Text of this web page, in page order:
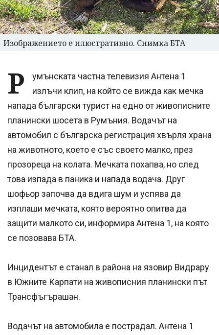
Изображението е илюстративно. Снимка БТА
Р
умънската частна телевизия Антена 1
излъчи клип, на който се вижда как мечка
напада български турист на едно от живописните
планински шосета в Румъния. Водачът на
автомобил с българска регистрация хвърля храна
на животното, което е със своето малко, през
прозореца на колата. Мечката похапва, но след
това изпада в паника и напада водача. Друг
шофьор започва да вдига шум и успява да
изплаши мечката, която вероятно опитва да
защити малкото си, информира Антена 1, на която
се позовава БТА.
Инцидентът е станал в района на язовир Видрару
в Южните Карпати на живописния планински път
Трансфъгърашан.
Водачът на автомобила е пострадал. Антена 1